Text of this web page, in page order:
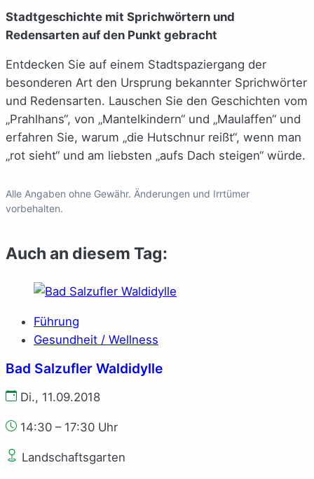
Stadtgeschichte mit Sprichwörtern und
Redensarten auf den Punkt gebracht
Entdecken Sie auf einem Stadtspaziergang der
besonderen Art den Ursprung bekannter Sprichwörter
und Redensarten. Lauschen Sie den Geschichten vom
„Prahlhans“, von „Mantelkindern“ und „Maulaffen“ und
erfahren Sie, warum „die Hutschnur reißt“, wenn man
„rot sieht“ und am liebsten „aufs Dach steigen“ würde.
Alle Angaben ohne Gewähr. Änderungen und Irrtümer
vorbehalten.
Auch an diesem Tag:
Führung
Gesundheit / Wellness
Bad Salzufler Waldidylle
Di., 11.09.2018
14:30 – 17:30 Uhr
Landschaftsgarten